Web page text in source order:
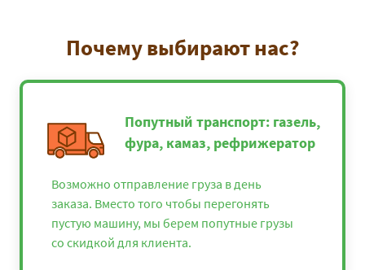
Почему выбирают нас?
Попутный транспорт: газель,
фура, камаз, рефрижератор
Возможно отправление груза в день
заказа. Вместо того чтобы перегонять
пустую машину, мы берем попутные грузы
со скидкой для клиента.